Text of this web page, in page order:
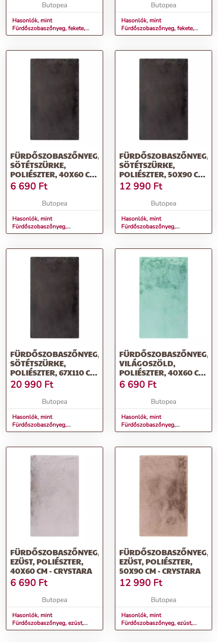
Butopea
Hasonlók, mint
Fürdőszobaszőnyeg, fekete,
poliészter, 50x90 cm -
Butopea
Hasonlók, mint
Fürdőszobaszőnyeg, fekete,
poliészter, 67x110 cm -
FÜRDŐSZOBASZŐNYEG,
SÖTÉTSZÜRKE,
POLIÉSZTER, 40X60 CM
- CRYSTARA
6 690 Ft
Butopea
Hasonlók, mint
Fürdőszobaszőnyeg,
sötétszürke, poliészter, 40x60
FÜRDŐSZOBASZŐNYEG,
SÖTÉTSZÜRKE,
POLIÉSZTER, 50X90 CM
- CRYSTARA
12 990 Ft
Butopea
Hasonlók, mint
Fürdőszobaszőnyeg,
sötétszürke, poliészter, 50x90
FÜRDŐSZOBASZŐNYEG,
SÖTÉTSZÜRKE,
POLIÉSZTER, 67X110 CM
- CRYSTARA
20 990 Ft
Butopea
Hasonlók, mint
Fürdőszobaszőnyeg,
sötétszürke, poliészter, 67x110
FÜRDŐSZOBASZŐNYEG,
VILÁGOSZÖLD,
POLIÉSZTER, 40X60 CM
- CRYSTARA
6 690 Ft
Butopea
Hasonlók, mint
Fürdőszobaszőnyeg,
világoszöld, poliészter, 40x60
FÜRDŐSZOBASZŐNYEG,
EZÜST, POLIÉSZTER,
40X60 CM - CRYSTARA
6 690 Ft
Butopea
Hasonlók, mint
Fürdőszobaszőnyeg, ezüst,
poliészter, 40x60 cm -
FÜRDŐSZOBASZŐNYEG,
EZÜST, POLIÉSZTER,
50X90 CM - CRYSTARA
12 990 Ft
Butopea
Hasonlók, mint
Fürdőszobaszőnyeg, ezüst,
poliészter, 50x90 cm -